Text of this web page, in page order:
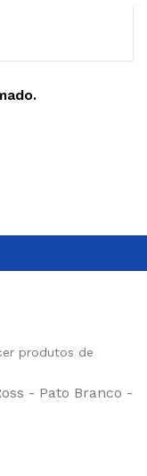
produtos de
- Pato Branco -